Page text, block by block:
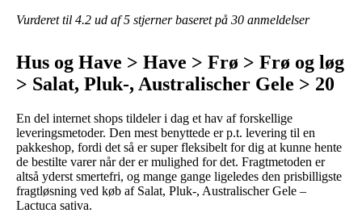
Vurderet til 4.2 ud af 5 stjerner baseret på 30 anmeldelser
Hus og Have > Have > Frø > Frø og løg
> Salat, Pluk-, Australischer Gele > 20
En del internet shops tildeler i dag et hav af forskellige
leveringsmetoder. Den mest benyttede er p.t. levering til en
pakkeshop, fordi det så er super fleksibelt for dig at kunne hente
de bestilte varer når der er mulighed for det. Fragtmetoden er
altså yderst smertefri, og mange gange ligeledes den prisbilligste
fragtløsning ved køb af Salat, Pluk-, Australischer Gele –
Lactuca sativa.